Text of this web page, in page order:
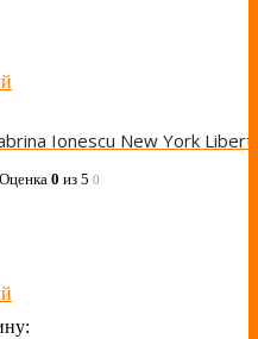
Оценка 0 из 5 0